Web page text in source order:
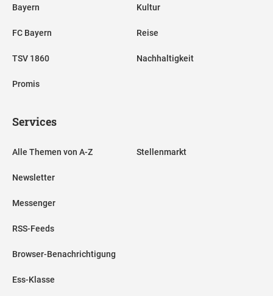
Bayern
FC Bayern
TSV 1860
Promis
Kultur
Reise
Nachhaltigkeit
Services
Alle Themen von A-Z
Newsletter
Messenger
RSS-Feeds
Browser-Benachrichtigung
Ess-Klasse
Stellenmarkt